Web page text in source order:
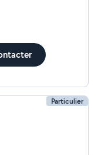
Particulier